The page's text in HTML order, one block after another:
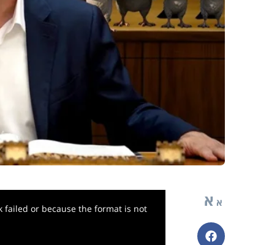
א א
פייסבוק
failed or because the format is not